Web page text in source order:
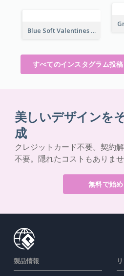
Blue Soft Valentines Day Limited Sale Instagram Post
すべてのインスタグラム投
美しいデザインを
成
クレジットカード不要。契約
不要。隠れたコストもありませ
無料で始
製品情報